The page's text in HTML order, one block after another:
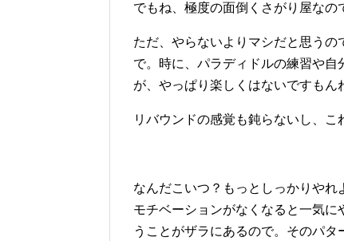
でもね、極度の面倒くさがり屋なの
ただ、やらないよりマシだと思う
で。時に、パラディドルの練習や
が、やっぱり楽しくはないですもん
リバウンドの感覚も鈍らないし、こ
なんだこいつ？もっとしっかりや
モチベーションがなくなると一気
うことがザラにあるので。そのパ